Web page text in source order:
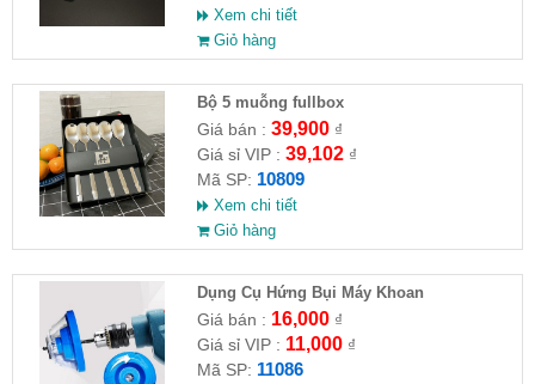
Xem chi tiết
Giỏ hàng
Bộ 5 muỗng fullbox
Giá bán : 39,900₫
Giá sỉ VIP : 39,102₫
Mã SP: 10809
Xem chi tiết
Giỏ hàng
Dụng Cụ Hứng Bụi Máy Khoan
Giá bán : 16,000₫
Giá sỉ VIP : 11,000₫
Mã SP: 11086